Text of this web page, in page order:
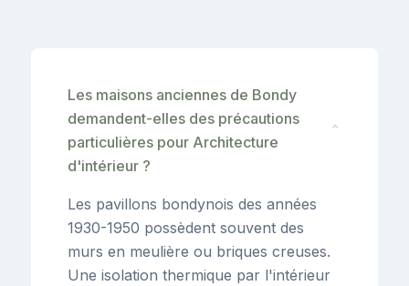
Les maisons anciennes de Bondy
demandent-elles des précautions
particulières pour Architecture
d'intérieur ?
⌄
Les pavillons bondynois des années
1930-1950 possèdent souvent des
murs en meulière ou briques creuses.
Une isolation thermique par l'intérieur